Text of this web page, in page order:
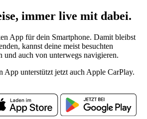
immer live mit dabei.
App für dein Smartphone. Damit bleibst
kannst deine meist besuchten
und auch von unterwegs navigieren.
App unterstützt jetzt auch Apple CarPlay.